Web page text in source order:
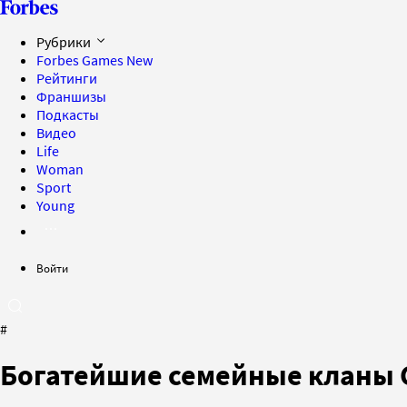
Рубрики
Forbes Games New
Рейтинги
Франшизы
Подкасты
Видео
Life
Woman
Sport
Young
Войти
#
Богатейшие семейные